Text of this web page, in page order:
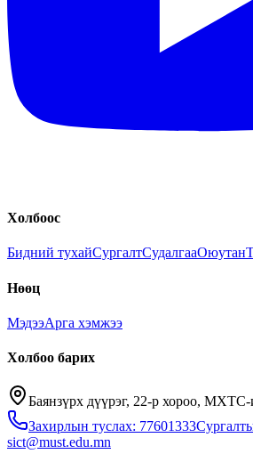
Холбоос
Бидний тухайСургалтСудалгааОюутан
Нөөц
МэдээАрга хэмжээ
Холбоо барих
Баянзүрх дүүрэг, 22-р хороо,
Захирлын туслах: 77601333
sict@must.edu.mn